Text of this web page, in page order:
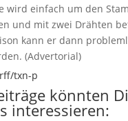
wird einfach um den
und mit zwei Drähten
kann er dann
(Advertorial)
txn-p
könnten
interessieren: